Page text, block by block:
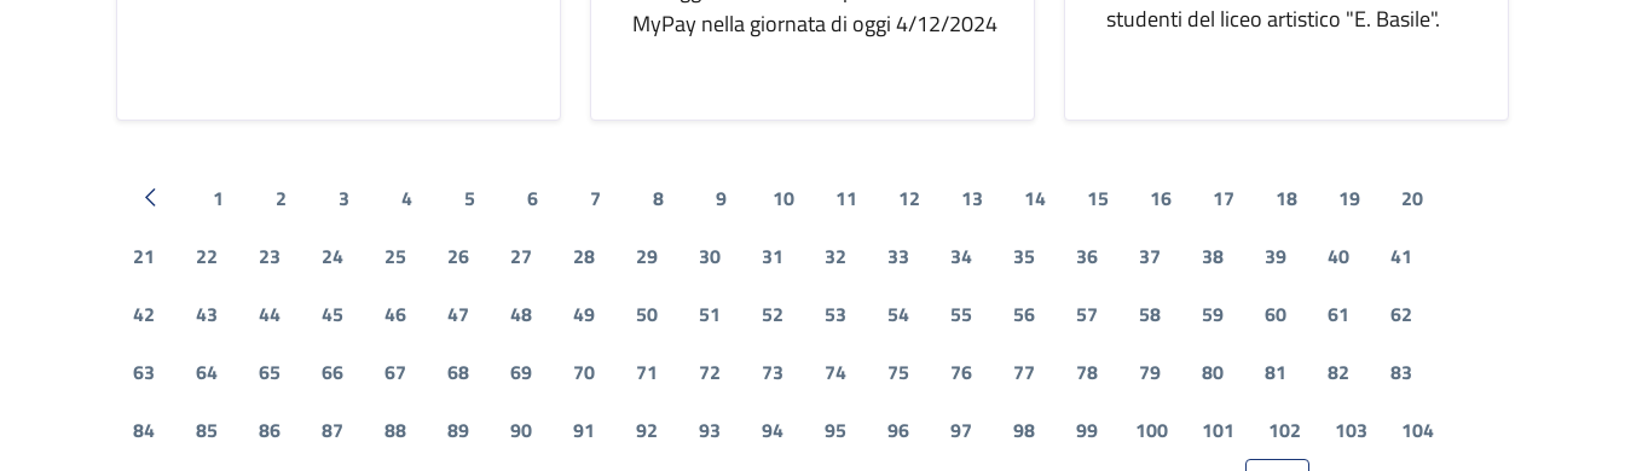
MyPay nella giornata di oggi 4/12/2024
studenti del liceo artistico "E. Basile".
Pagina precedente
1 2 3 4 5 6 7 8 9 10 11 12 13 14 15 16 17 18 19
20
21
22 23 24 25 26 27 28 29 30 31 32 33 34 35 36 37 38 39 40
41
42
43 44 45 46 47 48 49 50 51 52 53 54 55 56 57 58 59 60 61
62
63
64 65 66 67 68 69 70 71 72 73 74 75 76 77 78 79 80 81 82
83
84
85 86 87 88 89 90 91 92 93 94 95 96 97 98 99 100 101 102 103
104